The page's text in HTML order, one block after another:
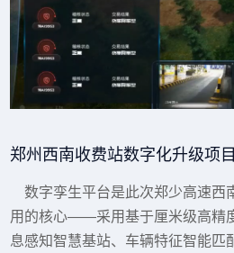
郑州西南收费站数字化升级项目
数字孪生平台是此次郑少高速西
用的核心——采用基于厘米级高精
息感知智慧基站、车辆特征智能匹